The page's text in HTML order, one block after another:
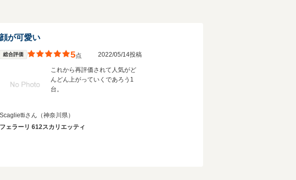
顔が可愛い
総合評価 5点 2022/05/14投稿
これから再評価されて人気がど
んどん上がっていくであろう1
台。
Scagliettiさん （神奈川県）
フェラーリ 612スカリエッティ